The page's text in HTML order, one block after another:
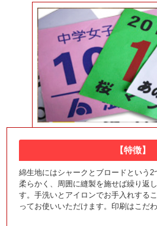
【特徴】
綿生地にはシャークとブロードという2
柔らかく、周囲に縫製を施せば繰り返
す。手洗いとアイロンでお手入れする
ってお使いいただけます。印刷はこだ